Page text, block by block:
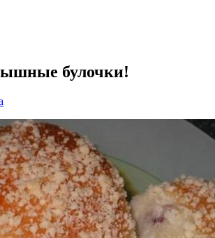
булочки!